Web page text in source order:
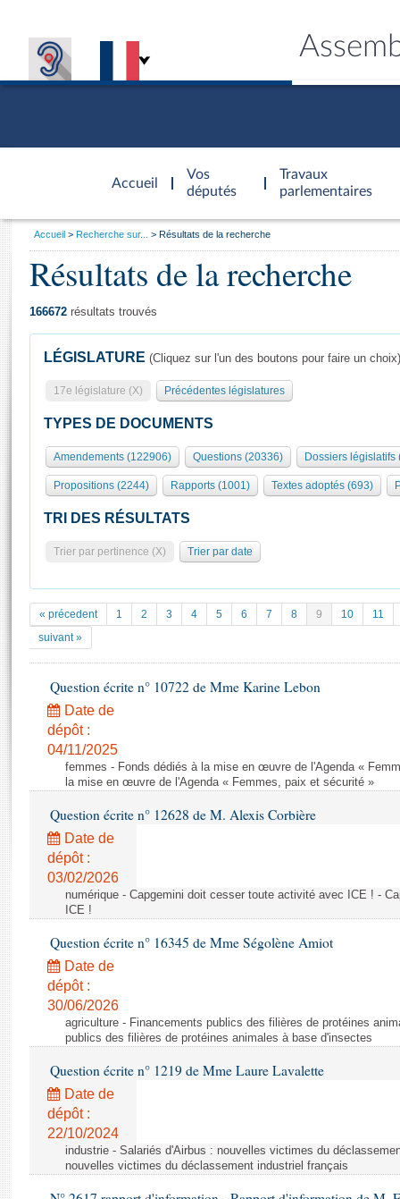
Accueil
d'accueil
Vos
députés
Travaux
parlementaires
Présidence
577 députés
Groupes politiques
Séance publique
Commissions et autres organes
Europe et International
Pétitions
Documents parlementaires
Projets de loi
Propositions de loi
Amendements
Textes adoptés
Rapports d'information
Rapports législatifs
Rapports sur l'application des lois
Baromètre de l’application des lois
Dossiers législatifs
Budget et sécurité sociale
Questions écrites et orales
Comptes rendus des débats
Général
Rôle et pouvoirs de l'Assemblée
Organisation de l'Assemblée
Présidence Conférence des Présidents Bureau Collège des
Statistiques et chiffres clés
Documents de référence
( Constitution | Règlement de l'Assemblée ... )
Histoire
Juniors
Anciennes législatures
Liens vers les sites publics
Visiter l'Assemblée
Visite virtuelle du palais Bourbon
Assister à une séance
La Bibliothèque
Les archives
Photos libres de droit
Vous
Accueil Recherche sur... Résultats de la recherche
Résultats de la recherche
166672 résultats trouvés
LÉGISLATURE (Cliquez sur l'un des boutons pour faire un choix)
17e législature (X) Précédentes législatures
TYPES DE DOCUMENTS
Amendements (122906) Questions (20336) Dossiers législatifs
Propositions (2244) Rapports (1001) Textes adoptés (693)
TRI DES RÉSULTATS
Trier par pertinence (X) Trier par date
« précedent 1 2 3 4 5 6 7 8 9 10
11
suivant »
Question écrite n° 10722 de Mme Karine Lebon
Date de
dépôt :
04/11/2025
femmes - Fonds dédiés à la mise en œuvre de l'Agenda «
la mise en œuvre de l'Agenda « Femmes, paix et sécurité »
Question écrite n° 12628 de M. Alexis Corbière
Date de
dépôt :
03/02/2026
numérique - Capgemini doit cesser toute activité avec ICE ! -
ICE !
Question écrite n° 16345 de Mme Ségolène Amiot
Date de
dépôt :
30/06/2026
agriculture - Financements publics des filières de protéines
publics des filières de protéines animales à base d'insectes
Question écrite n° 1219 de Mme Laure Lavalette
Date de
dépôt :
22/10/2024
industrie - Salariés d'Airbus : nouvelles victimes du
nouvelles victimes du déclassement industriel français